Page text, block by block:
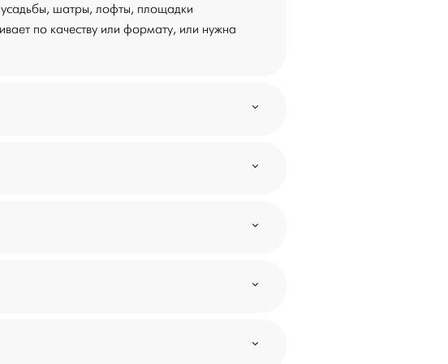
шатры, лофты, площадки
по качеству или формату, или нужна